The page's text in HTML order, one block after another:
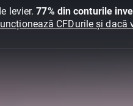
levier.77% din conturile
CFDurile și